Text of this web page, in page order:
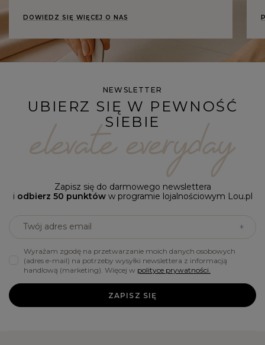
DOWIEDZ SIĘ WIĘCEJ O NAS
NEWSLETTER
UBIERZ SIĘ W PEWNOŚĆ
SIEBIE
Zapisz się do darmowego newslettera
i odbierz 50 punktóww programie lojalnościowym Lou.pl
Twój adres email
Wyrażam zgodę na przetwarzanie moich danych osobowych
(adres e-mail) na potrzeby wysyłki newslettera z informacją
handlową (marketing). Więcej w polityce prywatności.
ZAPISZ SIĘ